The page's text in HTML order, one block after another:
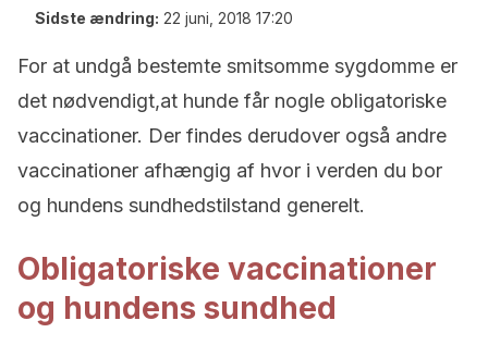
Sidste ændring: 22 juni, 2018 17:20
For at undgå bestemte smitsomme sygdomme er
det nødvendigt,at hunde får nogle obligatoriske
vaccinationer. Der findes derudover også andre
vaccinationer afhængig af hvor i verden du bor
og hundens sundhedstilstand generelt.
Obligatoriske vaccinationer
og hundens sundhed